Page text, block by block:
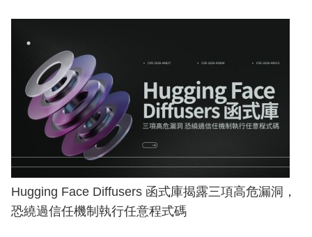
Hugging Face Diffusers 函式庫揭露三項高危漏洞，
恐繞過信任機制執行任意程式碼